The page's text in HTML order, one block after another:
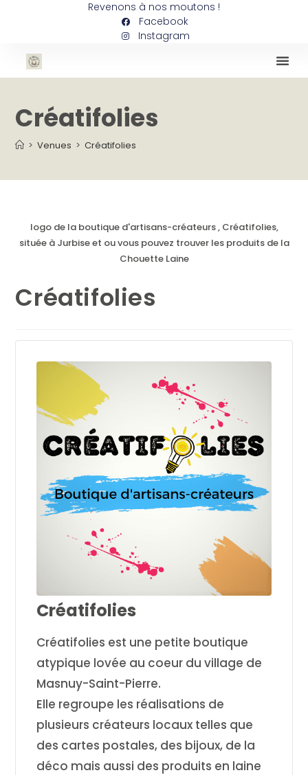
Revenons à nos moutons !
Facebook
Instagram
Créatifolies
> Venues > Créatifolies
logo de la boutique d'artisans-créateurs , Créatifolies,
située à Jurbise et ou vous pouvez trouver les produits de la
Chouette Laine
Créatifolies
Créatifolies
Créatifolies est une petite boutique
atypique lovée au coeur du village de
Masnuy-Saint-Pierre.
Elle regroupe les réalisations de
plusieurs créateurs locaux telles que
des cartes postales, des bijoux, de la
déco mais aussi des produits en laine